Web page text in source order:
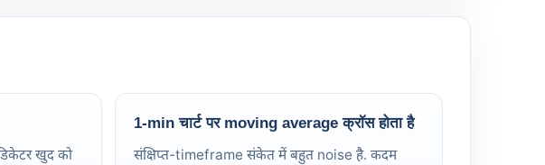
खुद को
1-min चार्ट पर moving average क्रॉस होता है
संक्षिप्त-timeframe संकेत में बहुत noise है. कदम